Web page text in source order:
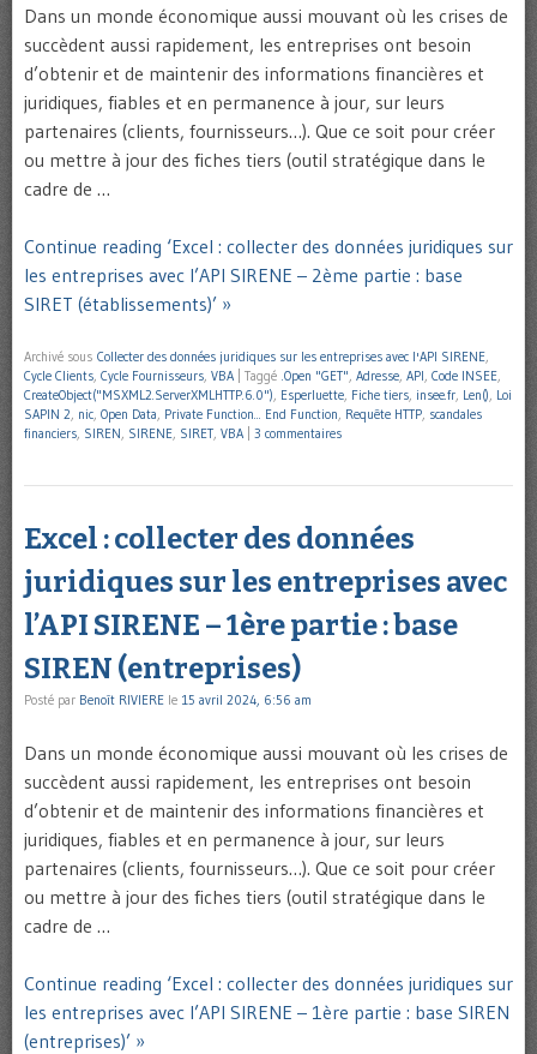
Dans un monde économique aussi mouvant où les crises de
succèdent aussi rapidement, les entreprises ont besoin
d’obtenir et de maintenir des informations financières et
juridiques, fiables et en permanence à jour, sur leurs
partenaires (clients, fournisseurs…). Que ce soit pour créer
ou mettre à jour des fiches tiers (outil stratégique dans le
cadre de …
Continue reading ‘Excel : collecter des données juridiques sur
les entreprises avec l’API SIRENE – 2ème partie : base
SIRET (établissements)’ »
Archivé sous Collecter des données juridiques sur les entreprises avec l'API SIRENE,
Cycle Clients, Cycle Fournisseurs, VBA Taggé .Open "GET", Adresse, API, Code INSEE,
CreateObject("MSXML2.ServerXMLHTTP.6.0"), Esperluette, Fiche tiers, insee.fr, Len(), Loi
SAPIN 2, nic, Open Data, Private Function... End Function, Requête HTTP, scandales
financiers, SIREN, SIRENE, SIRET, VBA 3 commentaires
Excel : collecter des données
juridiques sur les entreprises avec
l’API SIRENE – 1ère partie : base
SIREN (entreprises)
Posté par Benoît RIVIERE le 15 avril 2024, 6:56 am
Dans un monde économique aussi mouvant où les crises de
succèdent aussi rapidement, les entreprises ont besoin
d’obtenir et de maintenir des informations financières et
juridiques, fiables et en permanence à jour, sur leurs
partenaires (clients, fournisseurs…). Que ce soit pour créer
ou mettre à jour des fiches tiers (outil stratégique dans le
cadre de …
Continue reading ‘Excel : collecter des données juridiques sur
les entreprises avec l’API SIRENE – 1ère partie : base SIREN
(entreprises)’ »